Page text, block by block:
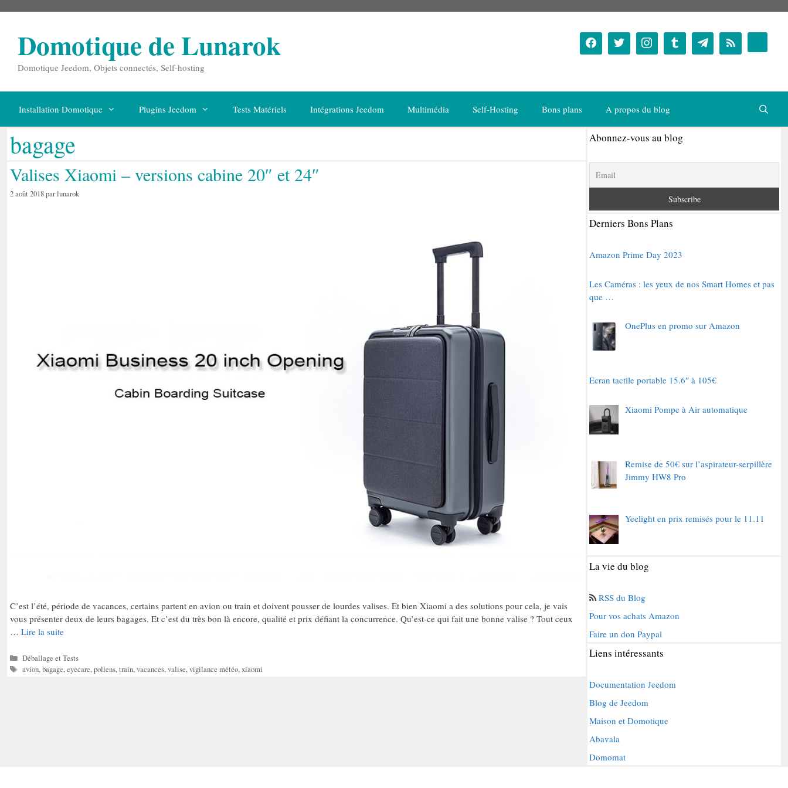
Domotique de Lunarok
Domotique Jeedom, Objets connectés, Self-hosting
Installation Domotique Plugins Jeedom Tests Matériels Intégrations Jeedom Multimédia Self-Hosting Bons plans A propos du blog
bagage
Valises Xiaomi – versions cabine 20″ et 24″
2 août 2018parlunarok
C’est l’été, période de vacances, certains partent en avion ou train et doivent pousser de lourdes valises. Et bien Xiaomi a des solutions pour cela, je vais
vous présenter deux de leurs bagages. Et c’est du très bon là encore, qualité et prix défiant la concurrence. Qu’est-ce qui fait une bonne valise ? Tout ceux
… Lire la suite
Catégories
Déballage et Tests
Étiquettes
avion,bagage,eyecare,pollens,train,vacances,valise,vigilance météo,xiaomi
Abonnez-vous au blog
Derniers Bons Plans
Amazon Prime Day 2023
Les Caméras : les yeux de nos Smart Homes et pas
que …
OnePlus en promo sur Amazon
Ecran tactile portable 15.6″ à 105€
Xiaomi Pompe à Air automatique
Remise de 50€ sur l’aspirateur-serpillère
Jimmy HW8 Pro
Yeelight en prix remisés pour le 11.11
La vie du blog
RSS du Blog
Pour vos achats Amazon
Faire un don Paypal
Liens intéressants
Documentation Jeedom
Blog de Jeedom
Maison et Domotique
Abavala
Domomat